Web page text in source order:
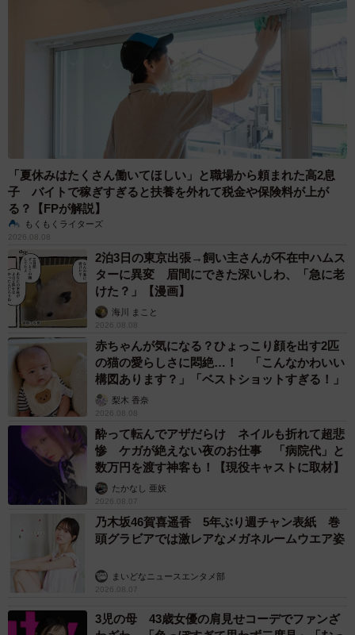
「夏休みはたくさん働いてほしい」と職場から頼まれた高2息
子 バイトで稼ぎすぎると扶養を外れて税金や保険料が上が
る？【FPが解説】
もくもくライターズ
2026.08.08
2泊3日の東京出張→飼い主さんが不在中ハムス
ターに異変 眉間にできた深いしわ、「急に老
けた？」【漫画】
海川 まこと
2026.08.08
赤ちゃんが気になる？ひょっこり顔を出す2匹
の猫の愛らしさに悶絶…！ 「こんなかわいい
構図あります？」「ベストショットすぎる！」
梨木 香奈
2026.08.08
酔って転んでアザだらけ ネイルも折れて超悲
惨 ケガが絶えない夜のお仕事 「病院代」と
数万円を渡す神客も！【現役キャストに取材】
たかなし 亜妖
2026.08.07
乃木坂46賀喜遥香 5年ぶり週チャン表紙 巻
頭グラビアでは激レアなメガネルームウエア姿
まいどなニュースエンタメ部
2026.08.07
3児の母 43歳女優の肩見せコーデでファンざ